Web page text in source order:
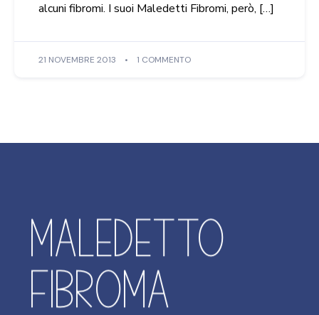
alcuni fibromi. I suoi Maledetti Fibromi, però, […]
21 NOVEMBRE 2013 1 COMMENTO